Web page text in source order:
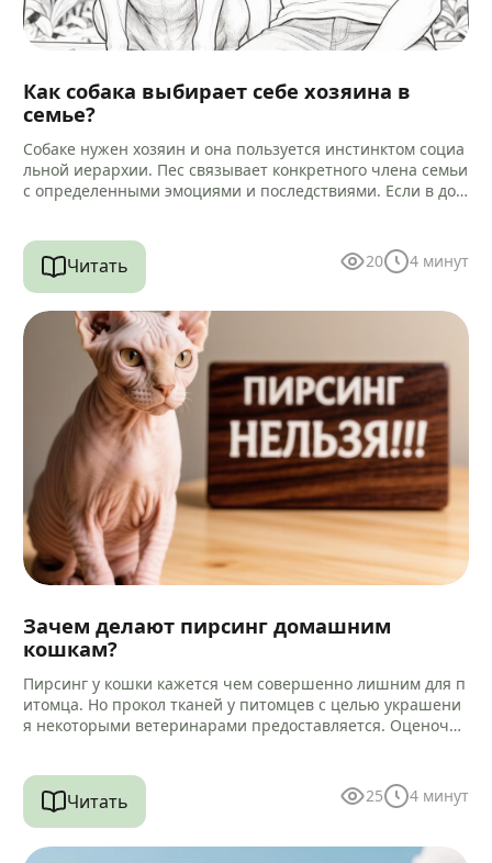
Как собака выбирает себе хозяина в
семье?
Собаке нужен хозяин и она пользуется инстинктом социа
льной иерархии. Пес связывает конкретного члена семьи
с определенными эмоциями и последствиями. Если в дом
Читать 20 4 минут
Зачем делают пирсинг домашним
кошкам?
Пирсинг у кошки кажется чем совершенно лишним для п
итомца. Но прокол тканей у питомцев с целью украшени
я некоторыми ветеринарами предоставляется. Оценочна
Читать 25 4 минут